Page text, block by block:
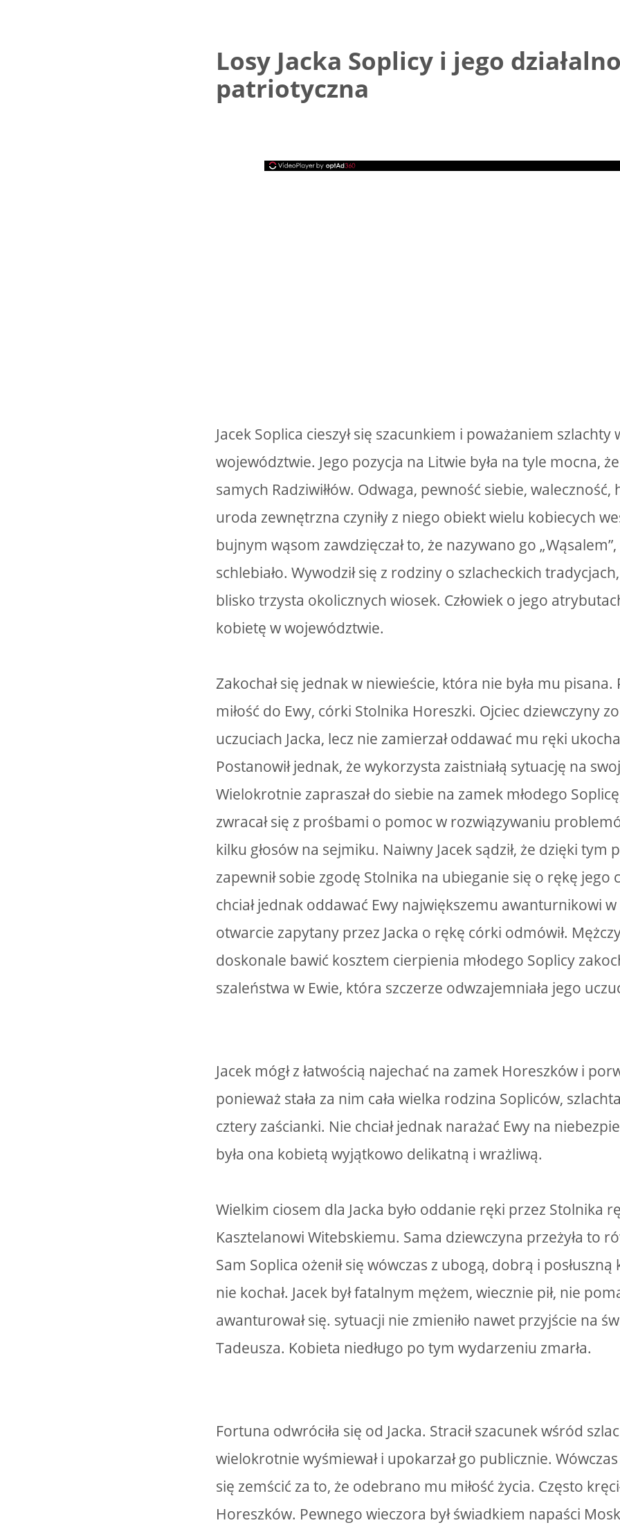
Losy Jacka Soplicy i jego
patriotyczna
Jacek Soplica cieszył się szacunkiem i poważaniem szlachty
województwie. Jego pozycja na Litwie była na tyle mocna,
samych Radziwiłłów. Odwaga, pewność siebie,
uroda zewnętrzna czyniły z niego obiekt wielu kobiecych
bujnym wąsom zawdzięczał to, że nazywano go
schlebiało. Wywodził się z rodziny o szlacheckich
blisko trzysta okolicznych wiosek. Człowiek o jego
kobietę w województwie.
Zakochał się jednak w niewieście, która nie była mu pisana.
miłość do Ewy, córki Stolnika Horeszki. Ojciec dziewczyny
uczuciach Jacka, lecz nie zamierzał oddawać mu ręki
Postanowił jednak, że wykorzysta zaistniałą sytuację na
Wielokrotnie zapraszał do siebie na zamek młodego
zwracał się z prośbami o pomoc w rozwiązywaniu
kilku głosów na sejmiku. Naiwny Jacek sądził, że dzięki tym
zapewnił sobie zgodę Stolnika na ubieganie się o rękę jego
chciał jednak oddawać Ewy największemu awanturnikowi
otwarcie zapytany przez Jacka o rękę córki odmówił.
doskonale bawić kosztem cierpienia młodego Soplicy
szaleństwa w Ewie, która szczerze odwzajemniała jego
Jacek mógł z łatwością najechać na zamek Horeszków i
ponieważ stała za nim cała wielka rodzina Sopliców,
cztery zaścianki. Nie chciał jednak narażać Ewy na
była ona kobietą wyjątkowo delikatną i wrażliwą.
Wielkim ciosem dla Jacka było oddanie ręki przez Stolnika
Kasztelanowi Witebskiemu. Sama dziewczyna przeżyła to
Sam Soplica ożenił się wówczas z ubogą, dobrą i
nie kochał. Jacek był fatalnym mężem, wiecznie pił, nie
awanturował się. sytuacji nie zmieniło nawet przyjście na
Tadeusza. Kobieta niedługo po tym wydarzeniu zmarła.
Fortuna odwróciła się od Jacka. Stracił szacunek wśród
wielokrotnie wyśmiewał i upokarzał go publicznie.
się zemścić za to, że odebrano mu miłość życia. Często
Horeszków. Pewnego wieczora był świadkiem napaści